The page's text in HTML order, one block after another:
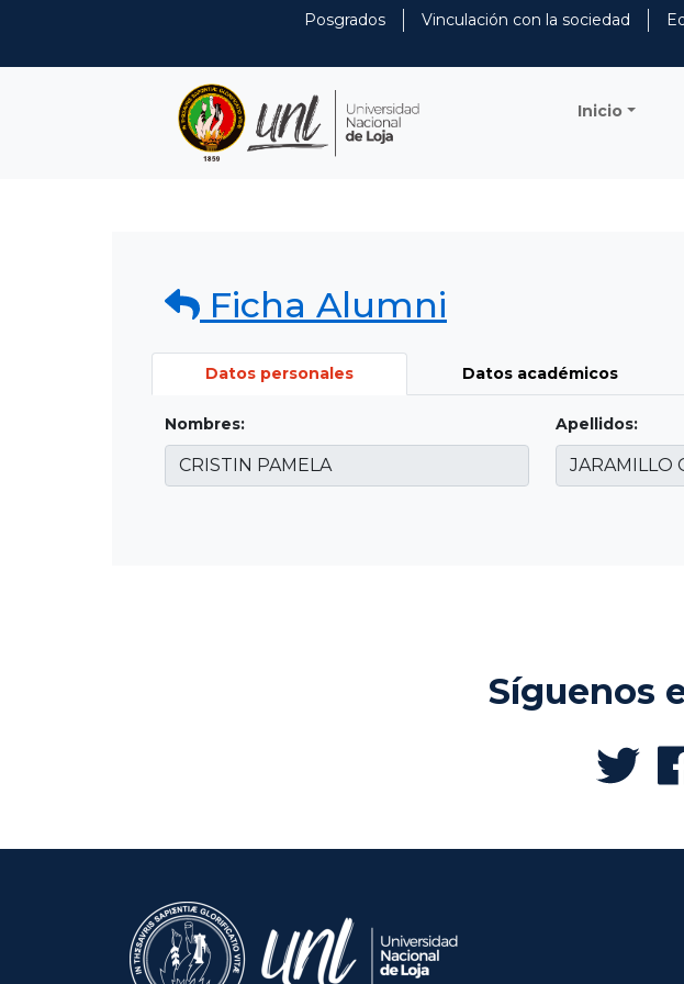
Posgrados Vinculación con la sociedad
Inicio
Ficha Alumni
Datos personales Datos académicos
Nombres: Apellidos:
Síguenos